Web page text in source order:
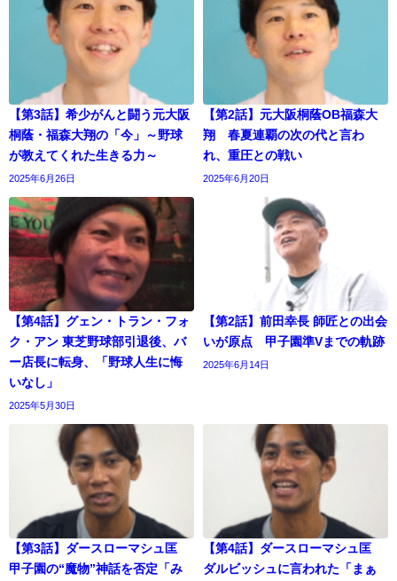
【第3話】希少がんと闘う元大阪
桐蔭・福森大翔の「今」～野球
が教えてくれた生きる力～
2025年6月26日
【第2話】元大阪桐蔭OB福森大
翔 春夏連覇の次の代と言わ
れ、重圧との戦い
2025年6月20日
【第4話】グェン・トラン・フォ
ク・アン 東芝野球部引退後、バ
ー店長に転身、「野球人生に悔
いなし」
2025年5月30日
【第2話】前田幸長 師匠との出会
いが原点 甲子園準Vまでの軌跡
2025年6月14日
【第3話】ダースローマシュ匡
甲子園の“魔物”神話を否定「み
【第4話】ダースローマシュ匡
ダルビッシュに言われた「まぁ